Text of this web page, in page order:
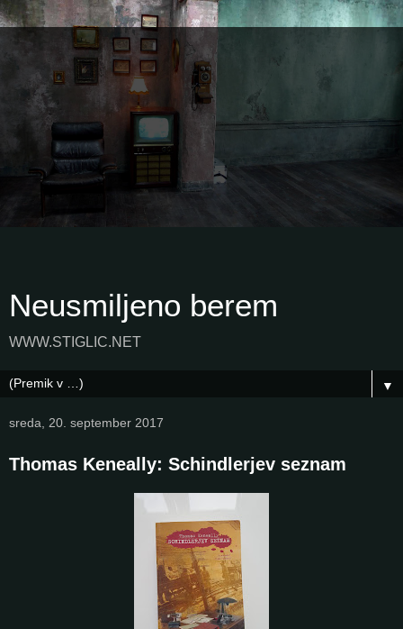
Neusmiljeno berem
WWW.STIGLIC.NET
▼
sreda, 20. september 2017
Thomas Keneally: Schindlerjev seznam